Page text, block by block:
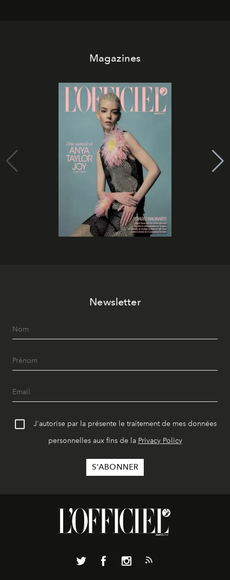
Magazines
Newsletter
J'autorise par la présente le traitement de mes données
personnelles aux fins de la Privacy Policy